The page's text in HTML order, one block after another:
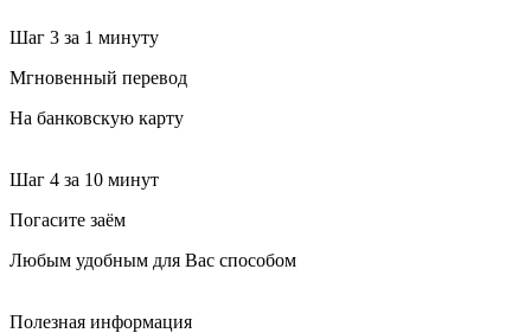
Шаг 3 за 1 минуту
Мгновенный перевод
На банковскую карту
Шаг 4 за 10 минут
Погасите заём
Любым удобным для Вас способом
Полезная информация